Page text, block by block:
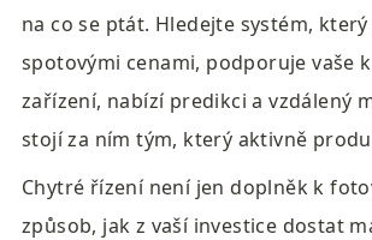
na co se ptát. Hledejte systém,
spotovými cenami, podporuje vaše
zařízení, nabízí predikci a vzdálený
stojí za ním tým, který aktivně
Chytré řízení není jen doplněk k
způsob, jak z vaší investice dostat